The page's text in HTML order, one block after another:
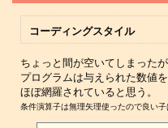
コーディングスタイル
ちょっと間が空いてしまった
プログラムは与えられた数値
ほぼ網羅されていると思う。
条件演算子は無理矢理使ったので良い